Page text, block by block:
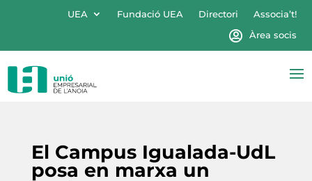
UEA Fundació UEA Directori
Associa’t!
Àrea socis
El Campus Igualada-UdL
posa en marxa un